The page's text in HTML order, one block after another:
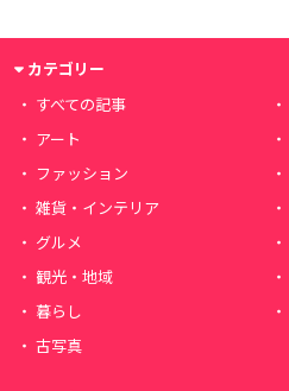
カテゴリー
すべての記事
アート
ファッション
雑貨・インテリア
グルメ
観光・地域
暮らし
古写真